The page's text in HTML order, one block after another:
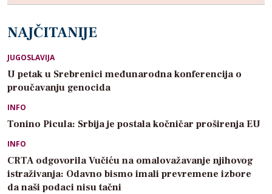
NAJČITANIJE
JUGOSLAVIJA
U petak u Srebrenici međunarodna konferencija o
proučavanju genocida
INFO
Tonino Picula: Srbija je postala kočničar proširenja EU
INFO
CRTA odgovorila Vučiću na omalovažavanje njihovog
istraživanja: Odavno bismo imali prevremene izbore
da naši podaci nisu tačni